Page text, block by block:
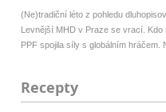
(Ne)tradiční léto z pohledu
Levnější MHD v Praze se vrací. Kdo
PPF spojila síly s globálním hráčem.
Recepty